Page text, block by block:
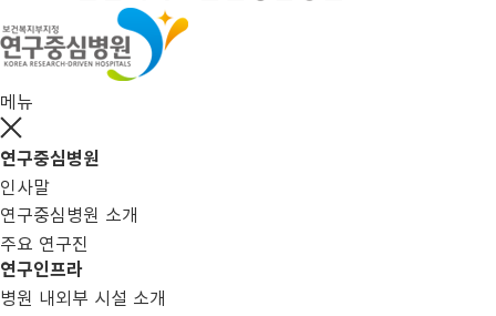
연구지원 통합 플랫폼
메뉴
연구중심병원
인사말
연구중심병원 소개
주요 연구진
연구인프라
병원 내외부 시설 소개